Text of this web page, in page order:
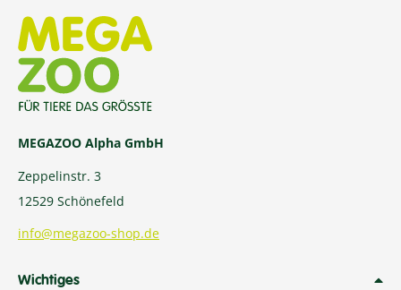
MEGAZOO Alpha GmbH
Zeppelinstr. 3
12529 Schönefeld
info@megazoo-shop.de
Wichtiges